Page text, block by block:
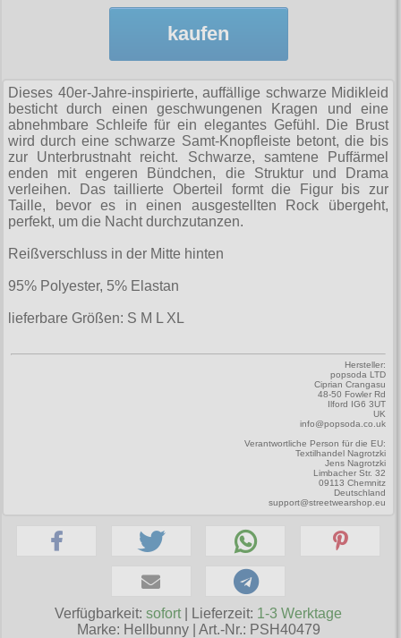
Männerhosen
Männerjacken & Westen
Männershirts kurzam
Männershirts langarm
Mittelalter
Verschiedenes
Ohrhänger
Rune Charms
Geldbörsen
Gürtel
Halsbänder
Handschuhe
Mützen
Stiefelbänder
Taschen
Tücher
Brandit
Burleska
Collectif
Cup Cake Cult
Dead Threads
Dracula Clothing
Hellbunny
Jawbreaker
Necessary Evil
Pentagramme
Queen of Darkness
Rockabella
Spin Doctor
M
L
XXL
XXXL
XXXXL
XXXXXL
Festivals
M’era Luna Festival
Amphi Festival
Kleidung
Bademoden
Bauchtaschen
Jogginghosen
Outdoorbekleidung
Petticoats
Rockabilly
Warenkorb ( 0 | 0.00 € )
--------------
gesamt: 0.00 €
kaufen
Dieses 40er-Jahre-inspirierte, auffällige schwarze Midikleid
besticht durch einen geschwungenen Kragen und eine
abnehmbare Schleife für ein elegantes Gefühl. Die Brust
wird durch eine schwarze Samt-Knopfleiste betont, die bis
zur Unterbrustnaht reicht. Schwarze, samtene Puffärmel
enden mit engeren Bündchen, die Struktur und Drama
verleihen. Das taillierte Oberteil formt die Figur bis zur
Taille, bevor es in einen ausgestellten Rock übergeht,
perfekt, um die Nacht durchzutanzen.
Reißverschluss in der Mitte hinten
95% Polyester, 5% Elastan
lieferbare Größen: S M L XL
Hersteller:
popsoda LTD
Ciprian Crangasu
48-50 Fowler Rd
Ilford IG6 3UT
UK
info@popsoda.co.uk
Verantwortliche Person für die EU:
Textilhandel Nagrotzki
Jens Nagrotzki
Limbacher Str. 32
09113 Chemnitz
Deutschland
support@streetwearshop.eu
Verfügbarkeit:sofort | Lieferzeit: 1-3 Werktage
Marke: Hellbunny| Art.-Nr.: PSH40479